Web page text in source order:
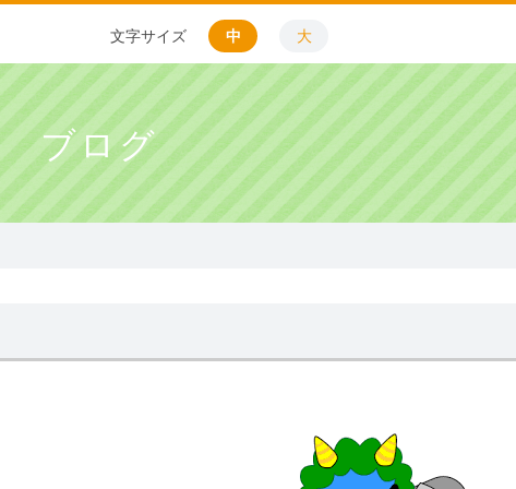
文字サイズ 中 大
ブログ